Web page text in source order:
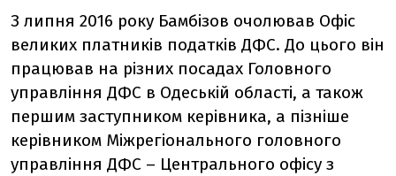
З липня 2016 року Бамбізов очолював Офіс
великих платників податків ДФС. До цього він
працював на різних посадах Головного
управління ДФС в Одеській області, а також
першим заступником керівника, а пізніше
керівником Міжрегіонального головного
управління ДФС – Центрального офісу з